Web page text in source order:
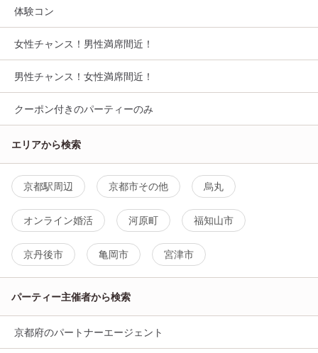
体験コン
女性チャンス！男性満席間近！
男性チャンス！女性満席間近！
クーポン付きのパーティーのみ
エリアから検索
京都駅周辺 京都市その他 烏丸
オンライン婚活 河原町 福知山市
京丹後市 亀岡市 宮津市
パーティー主催者から検索
京都府のパートナーエージェント